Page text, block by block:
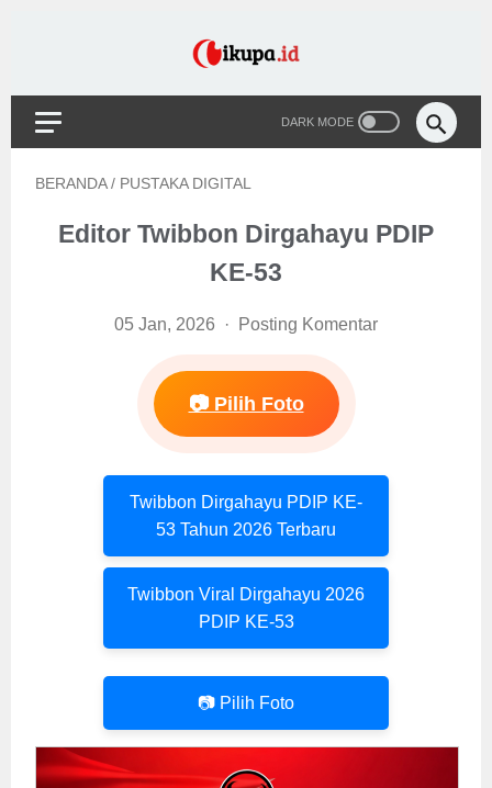
BERANDA / PUSTAKA DIGITAL
Editor Twibbon Dirgahayu PDIP
KE-53
05 Jan, 2026 Posting Komentar
📷 Pilih Foto
Twibbon Dirgahayu PDIP KE-
53 Tahun 2026 Terbaru
Twibbon Viral Dirgahayu 2026
PDIP KE-53
📷 Pilih Foto